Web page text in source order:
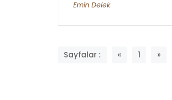
Emin Delek
Sayfalar : « 1 »